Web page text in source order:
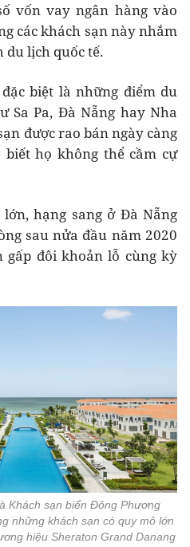
vốn vay ngân hàng vào
các khách sạn này nhắm
du lịch quốc tế.
biệt là những điểm du
Sa Pa, Đà Nẵng hay Nha
được rao bán ngày càng
họ không thể cầm cự
hạng sang ở Đà Nẵng
sau nửa đầu năm 2020
gấp đôi khoản lỗ cùng kỳ
Khách sạn biển Đông Phương
những khách sạn có quy mô lớn
hiệu Sheraton Grand Danang